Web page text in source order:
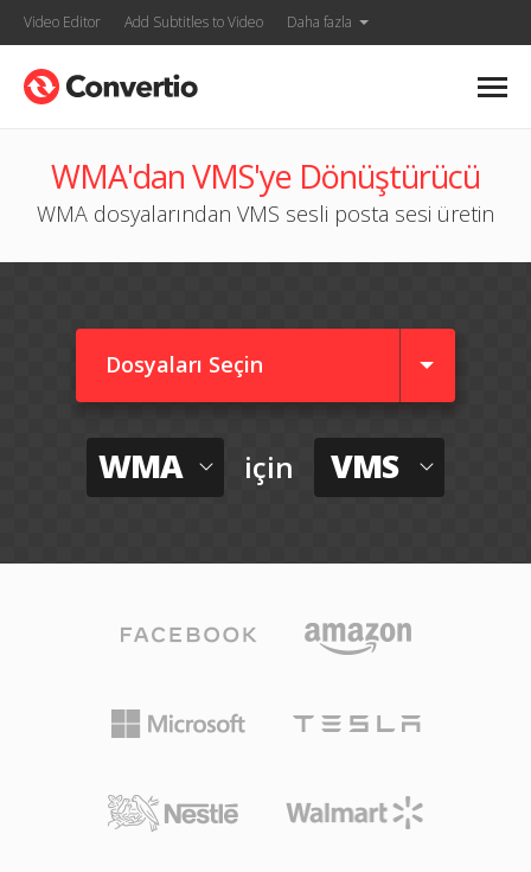
Video Editor Add Subtitles to Video Daha fazla
WMA'dan VMS'ye Dönüştürücü
WMA dosyalarından VMS sesli posta sesi üretin
Dosyaları Seçin
WMA için VMS